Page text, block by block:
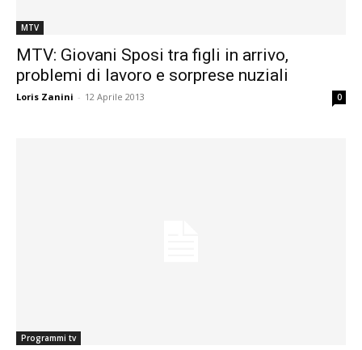
MTV
MTV: Giovani Sposi tra figli in arrivo,
problemi di lavoro e sorprese nuziali
Loris Zanini - 12 Aprile 2013 0
Programmi tv